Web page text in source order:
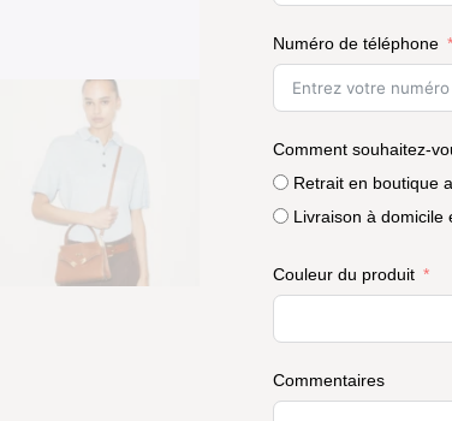
Numéro de téléphone
Comment souhaitez-
Retrait en boutique
Livraison à domicile
Couleur du produit
Commentaires